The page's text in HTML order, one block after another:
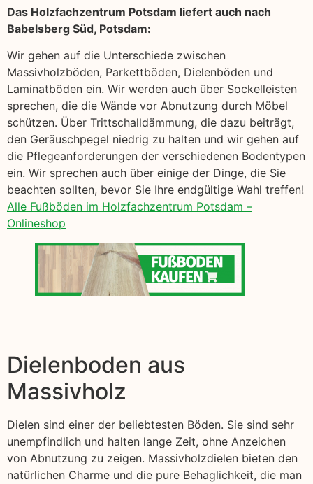
Das Holzfachzentrum Potsdam liefert auch nach
Babelsberg Süd, Potsdam:
Wir gehen auf die Unterschiede zwischen
Massivholzböden, Parkettböden, Dielenböden und
Laminatböden ein. Wir werden auch über Sockelleisten
sprechen, die die Wände vor Abnutzung durch Möbel
schützen. Über Trittschalldämmung, die dazu beiträgt,
den Geräuschpegel niedrig zu halten und wir gehen auf
die Pflegeanforderungen der verschiedenen Bodentypen
ein. Wir sprechen auch über einige der Dinge, die Sie
beachten sollten, bevor Sie Ihre endgültige Wahl treffen!
Alle Fußböden im Holzfachzentrum Potsdam –
Onlineshop
Dielenboden aus
Massivholz
Dielen sind einer der beliebtesten Böden. Sie sind sehr
unempfindlich und halten lange Zeit, ohne Anzeichen
von Abnutzung zu zeigen. Massivholzdielen bieten den
natürlichen Charme und die pure Behaglichkeit, die man